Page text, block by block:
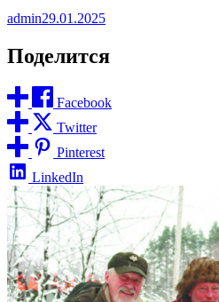
admin29.01.2025
Поделится
Facebook
Twitter
Pinterest
LinkedIn